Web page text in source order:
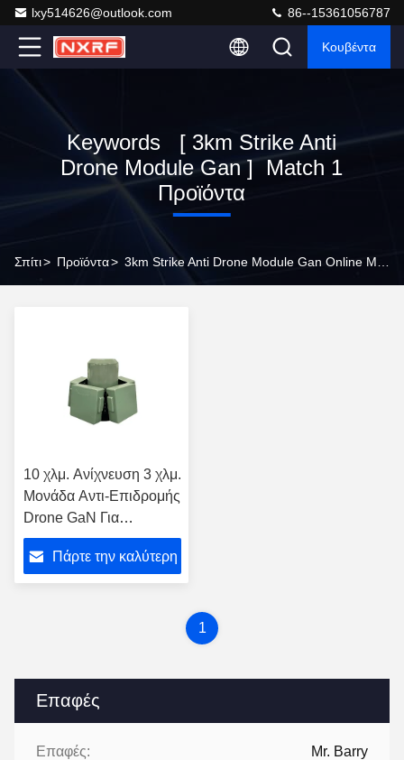
lxy514626@outlook.com 86--15361056787
Κουβέντα
Keywords [ 3km Strike Anti
Drone Module Gan ] Match 1
Προϊόντα
Σπίτι> Προϊόντα>
Επαφές
Επαφές: Mr. Barry
10 χλμ. Ανίχνευση 3 χλμ.
Μονάδα Αντι-Επιδρομής
Drone GaN Για
Προηγμένη Ανίχνευση
Κινητών Αεροπορικών
Αεροσκαφών και
Πάρτε την καλύτερη
1